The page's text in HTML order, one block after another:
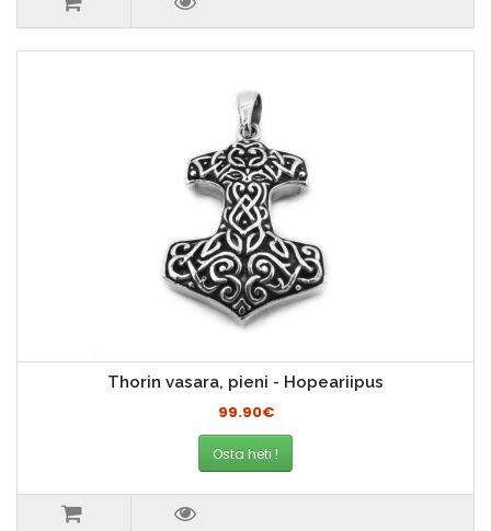
Thorin vasara, pieni - Hopeariipus
99.90€
Osta heti !